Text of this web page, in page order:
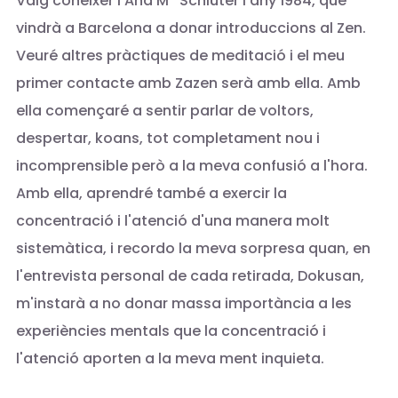
vindrà a Barcelona a donar introduccions al Zen.
Veuré altres pràctiques de meditació i el meu
primer contacte amb Zazen serà amb ella. Amb
ella començaré a sentir parlar de voltors,
despertar, koans, tot completament nou i
incomprensible però a la meva confusió a l'hora.
Amb ella, aprendré també a exercir la
concentració i l'atenció d'una manera molt
sistemàtica, i recordo la meva sorpresa quan, en
l'entrevista personal de cada retirada, Dokusan,
m'instarà a no donar massa importància a les
experiències mentals que la concentració i
l'atenció aporten a la meva ment inquieta.